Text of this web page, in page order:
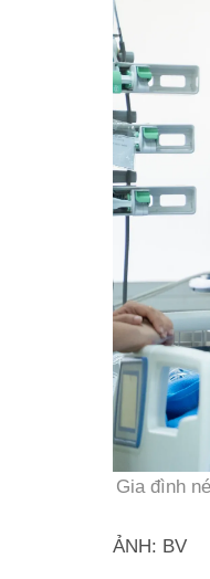
Gia đình
ẢNH: BV